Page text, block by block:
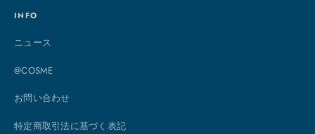
INFO
ニュース
@COSME
お問い合わせ
特定商取引法に基づく表記